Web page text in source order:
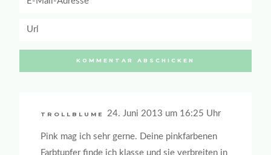
TROLLBLUME 24. Juni 2013 um 16:25 Uhr
Pink mag ich sehr gerne. Deine pinkfarbenen
Farbtupfer finde ich klasse und sie verbreiten in